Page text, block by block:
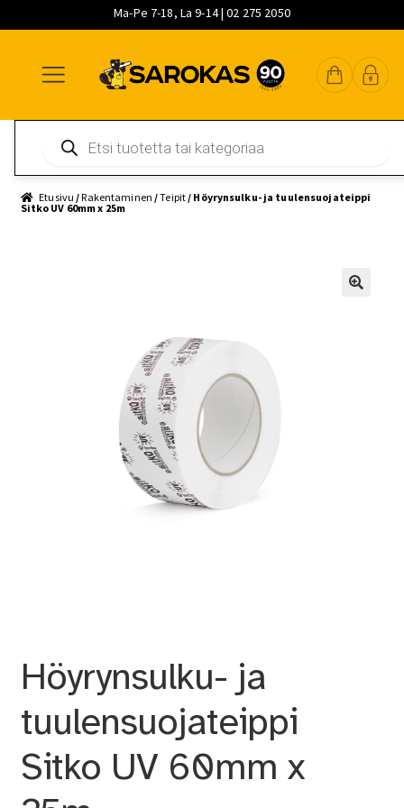
Ma-Pe 7-18, La 9-14 | 02 275 2050
navigointiin
sisältöön
pääsisältöön
search
Etusivu /Rakentaminen /Teipit / Höyrynsulku- ja tuulensuojateippi
Sitko UV 60mm x 25m
Höyrynsulku- ja
tuulensuojateippi
Sitko UV 60mm x